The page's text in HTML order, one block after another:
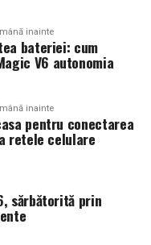
completeaza
proprietar, fie ca
sau minimalist.
reala
din Cluj este
doar proiecte de
acestora
participe la
confortul sau
inainte
bateriei: cum
V6 autonomia
inainte
pentru conectarea
retele celulare
sărbătorită prin